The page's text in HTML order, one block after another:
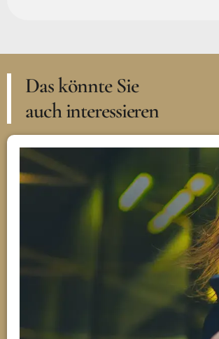
Das könnte Sie
auch interessieren